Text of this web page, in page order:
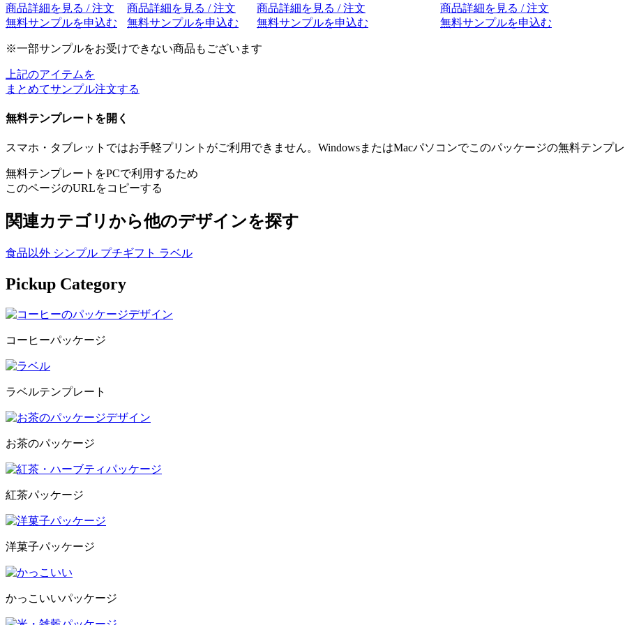
商品詳細を見る / 注文
無料サンプルを申込む
商品詳細を見る / 注文
無料サンプルを申込む
商品詳細を見る / 注文
無料サンプルを申込む
商品詳細を見る / 注文
無料サンプルを申込む
※一部サンプルをお受けできない商品もございます
上記のアイテムを
まとめてサンプル注文する
無料テンプレートを開く
スマホ・タブレットではお手軽プリントがご利用できません。WindowsまたはMacパソコンでこのパッケージの無料テンプ
無料テンプレートをPCで利用するため
このページのURLをコピーする
関連カテゴリから他のデザインを探す
食品以外 シンプル プチギフト ラベル
Pickup Category
コーヒーパッケージ
ラベルテンプレート
お茶のパッケージ
紅茶パッケージ
洋菓子パッケージ
かっこいいパッケージ